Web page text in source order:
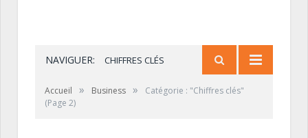
NAVIGUER: CHIFFRES CLÉS
Accueil » Business »
Catégorie : "Chiffres clés"
(Page 2)